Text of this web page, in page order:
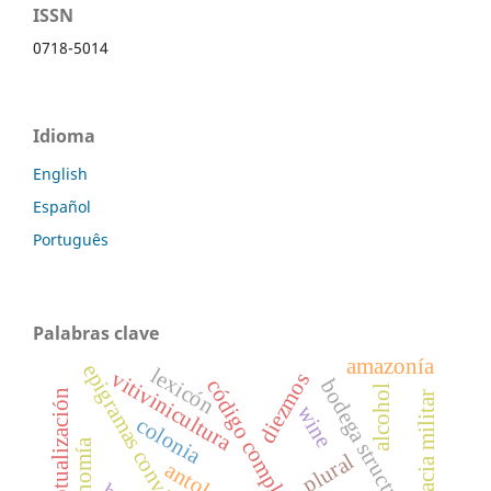
ISSN
0718-5014
Idioma
English
Español
Português
Palabras clave
epigramas convivalescódigo complejoplural
winebodega structures
colonia
vitivinicultura diezmos
lexicón alcohol
amazonía